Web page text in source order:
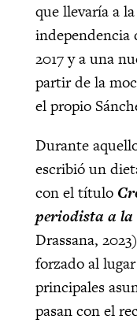
que llevaría a
independencia
2017 y a una
partir de la
el propio
Durante
escribió un
con el título
periodista a
Drassana,
forzado al
principales
pasan con el